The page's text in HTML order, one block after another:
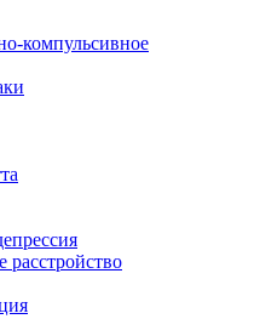
компульсивное